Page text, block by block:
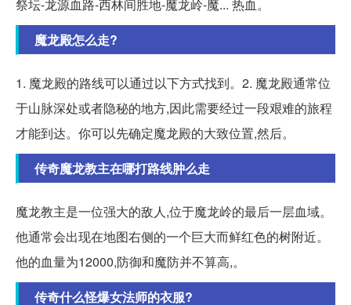
祭坛-龙源血路-西林间胜地-魔龙岭-魔... 热血。
魔龙殿怎么走?
1. 魔龙殿的路线可以通过以下方式找到。2. 魔龙殿通常位
于山脉深处或者隐秘的地方,因此需要经过一段艰难的旅程
才能到达。你可以先确定魔龙殿的大致位置,然后。
传奇魔龙教主在哪打路线肿么走
魔龙教主是一位强大的敌人,位于魔龙岭的最后一层血域。
他通常会出现在地图右侧的一个巨大而鲜红色的树附近。
他的血量为12000,防御和魔防并不算高,。
传奇什么怪爆女法师的衣服?